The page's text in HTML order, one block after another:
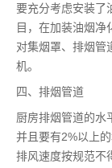
要充分考虑安装了
目，在加装油烟
对集烟罩、排烟管
机。
四、排烟管道
厨房排烟管道的水
并且要有2%以上
排风速度按规范不